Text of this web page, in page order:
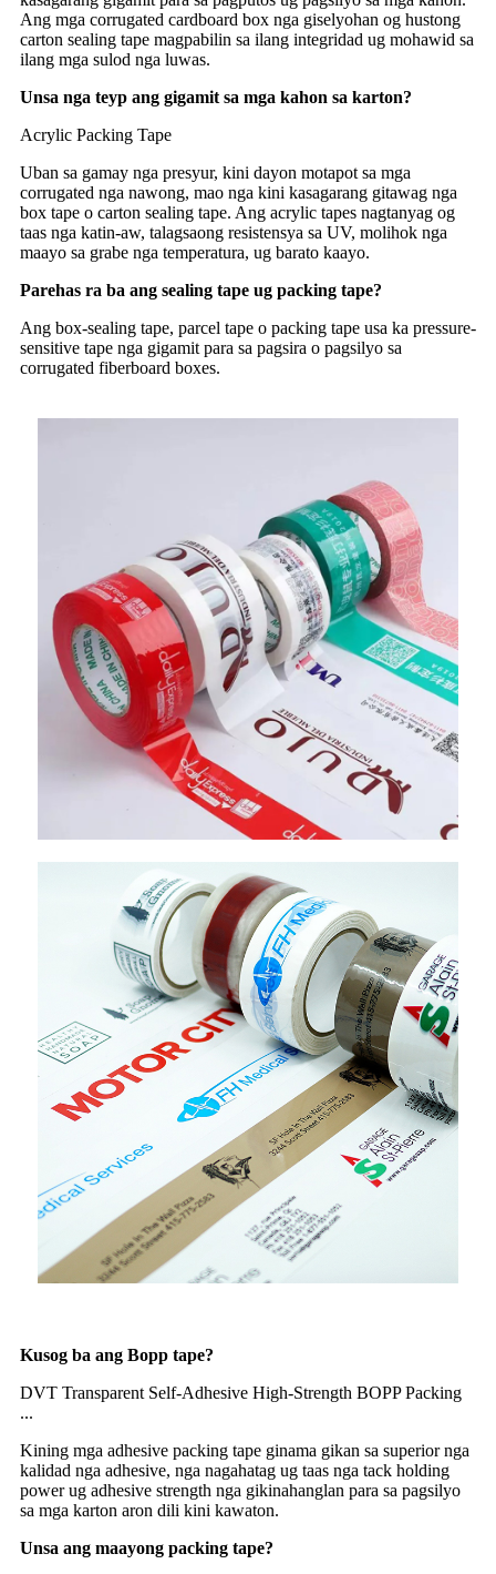
Ang mga corrugated cardboard box nga giselyohan og hustong
carton sealing tape magpabilin sa ilang integridad ug mohawid sa
ilang mga sulod nga luwas.
Unsa nga teyp ang gigamit sa mga kahon sa karton?
Acrylic Packing Tape
Uban sa gamay nga presyur, kini dayon motapot sa mga
corrugated nga nawong, mao nga kini kasagarang gitawag nga
box tape o carton sealing tape. Ang acrylic tapes nagtanyag og
taas nga katin-aw, talagsaong resistensya sa UV, molihok nga
maayo sa grabe nga temperatura, ug barato kaayo.
Parehas ra ba ang sealing tape ug packing tape?
Ang box-sealing tape, parcel tape o packing tape usa ka pressure-
sensitive tape nga gigamit para sa pagsira o pagsilyo sa
corrugated fiberboard boxes.
Kusog ba ang Bopp tape?
DVT Transparent Self-Adhesive High-Strength BOPP Packing
...
Kining mga adhesive packing tape ginama gikan sa superior nga
kalidad nga adhesive, nga nagahatag ug taas nga tack holding
power ug adhesive strength nga gikinahanglan para sa pagsilyo
sa mga karton aron dili kini kawaton.
Unsa ang maayong packing tape?